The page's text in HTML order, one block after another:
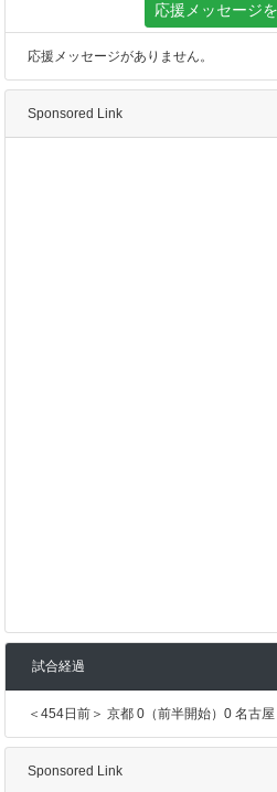
応援メッセージ
応援メッセージがありません。
Sponsored Link
試合経過
＜454日前＞ 京都 0（前半開始）0 名古屋
Sponsored Link